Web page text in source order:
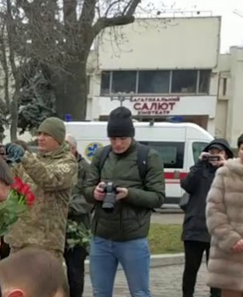
Черкасах
2015 р. За офіційними даними, тоді
були знищені.